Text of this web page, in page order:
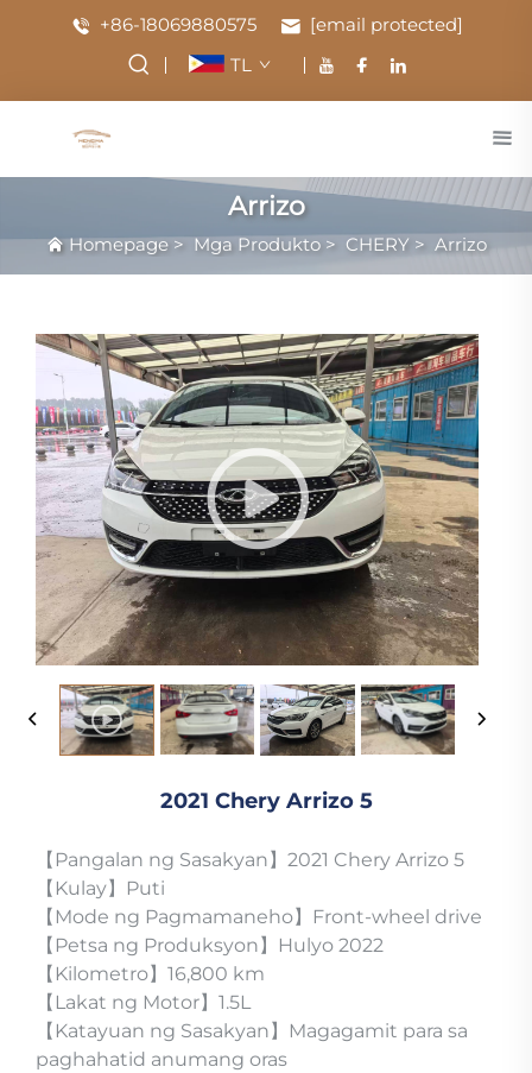
+86-18069880575
[email protected]
TL
Arrizo
Homepage> Mga Produkto> CHERY> Arrizo
2021 Chery Arrizo 5
【Pangalan ng Sasakyan】2021 Chery Arrizo 5
【Kulay】Puti
【Mode ng Pagmamaneho】Front-wheel drive
【Petsa ng Produksyon】Hulyo 2022
【Kilometro】16,800 km
【Lakat ng Motor】1.5L
【Katayuan ng Sasakyan】Magagamit para sa
paghahatid anumang oras